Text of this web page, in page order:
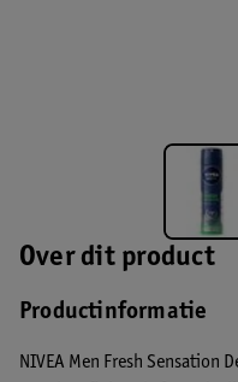
Over dit product
Productinformatie
NIVEA Men Fresh Sensation